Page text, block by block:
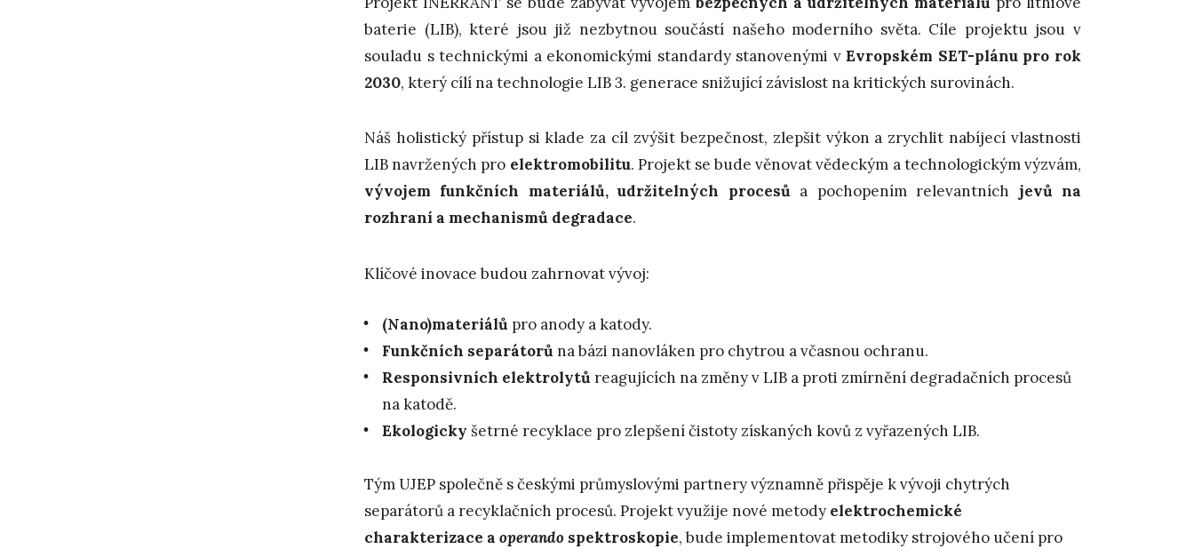
baterie (LIB), které jsou již nezbytnou součástí našeho moderního světa. Cíle projektu jsou v
souladu s technickými a ekonomickými standardy stanovenými vEvropském SET-plánu pro rok
2030, který cílí na technologie LIB 3. generace snižující závislost na kritických surovinách.
Náš holistický přístup si klade za cíl zvýšit bezpečnost, zlepšit výkon a zrychlit nabíjecí vlastnosti
LIB navržených pro elektromobilitu. Projekt se bude věnovat vědeckým a technologickým výzvám,
vývojem funkčních materiálů, udržitelných procesů a pochopením relevantních jevů na
rozhraní a mechanismů degradace.
Klíčové inovace budou zahrnovat vývoj:
(Nano)materiálů pro anody a katody.
Funkčních separátorů na bázi nanovláken pro chytrou a včasnou ochranu.
Responsivních elektrolytů reagujících na změny v LIB a proti zmírnění degradačních procesů
na katodě.
Ekologicky šetrné recyklace pro zlepšení čistoty získaných kovů z vyřazených LIB.
Tým UJEP společně s českými průmyslovými partnery významně přispěje k vývoji chytrých
separátorů a recyklačních procesů. Projekt využije nové metody elektrochemické
charakterizace a operando spektroskopie, bude implementovat metodiky strojového učení pro